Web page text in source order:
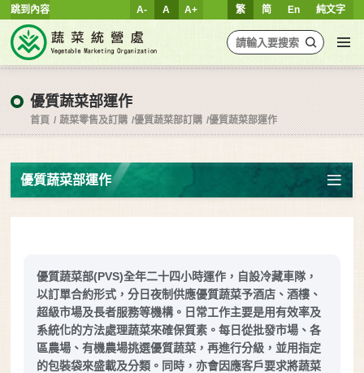
跳到內容 繁 简 En 純文字
A- A A+
優質蔬菜部運作
首頁 蔬菜零售及訂購 優質蔬菜部訂購 優質蔬菜部運作
優質蔬菜部運作
優質蔬菜部(PVS)全年二十四小時運作，自設冷藏車隊，
以訂單合約形式，分日夜制供應優質蔬菜予酒店、酒樓、
超級市場及長者服務等機構。日常工作主要是用有效率及
系統化的方法處理蔬菜來確保質素。每日從批發市場、各
區農場、有機農場挑選優質蔬菜，再進行分級，並用指定
的包裝袋來盛載及分類。同時，亦會因應客戶要求將蔬菜